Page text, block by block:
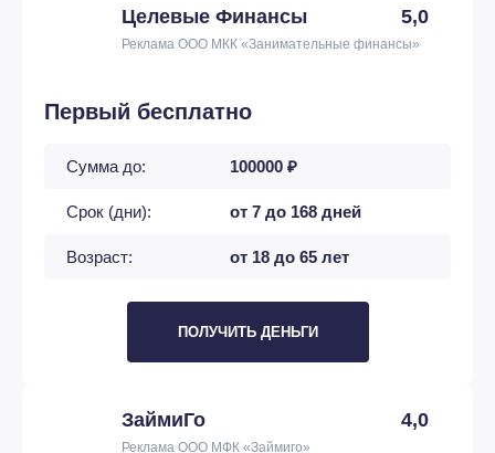
Целевые Финансы 5,0
Реклама ООО МКК «Занимательные финансы»
Первый бесплатно
Сумма до: 100000 ₽
Срок (дни): от 7 до 168 дней
Возраст: от 18 до 65 лет
ПОЛУЧИТЬ ДЕНЬГИ
ЗаймиГо 4,0
Реклама ООО МФК «Займиго»